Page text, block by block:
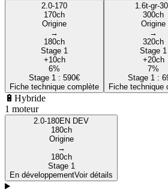
2.0-170
170ch
Origine
→
180ch
Stage 1
+10ch
6%
Stage 1 : 590€
Fiche technique complète
1.6t-gr-
300ch
Origine
→
320ch
Stage 1
+20ch
7%
Stage 1 :
Fiche technique
🔋 Hybride
1 moteur
2.0-180EN DEV
180ch
Origine
→
180ch
Stage 1
En développementVoir détails